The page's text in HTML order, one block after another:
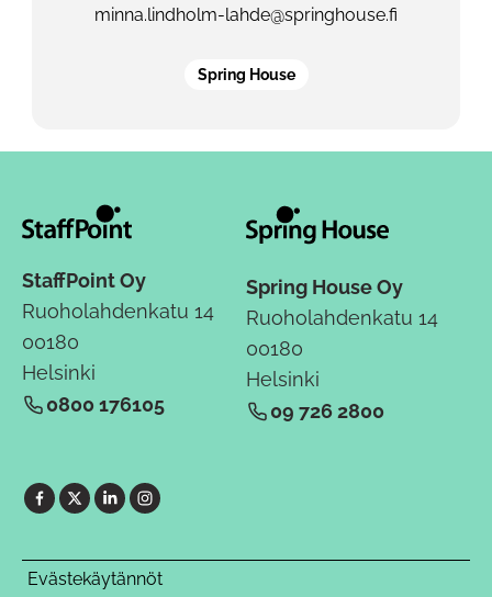
minna.lindholm-lahde@springhouse.fi
Spring House
StaffPoint Oy
Ruoholahdenkatu 14
00180
Helsinki
0800 176105
Spring House Oy
Ruoholahdenkatu 14
00180
Helsinki
09 726 2800
Evästekäytännöt